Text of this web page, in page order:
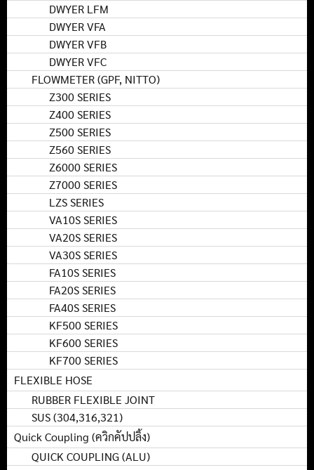
DWYER LFM
DWYER VFA
DWYER VFB
DWYER VFC
FLOWMETER (GPF, NITTO)
Z300 SERIES
Z400 SERIES
Z500 SERIES
Z560 SERIES
Z6000 SERIES
Z7000 SERIES
LZS SERIES
VA10S SERIES
VA20S SERIES
VA30S SERIES
FA10S SERIES
FA20S SERIES
FA40S SERIES
KF500 SERIES
KF600 SERIES
KF700 SERIES
FLEXIBLE HOSE
RUBBER FLEXIBLE JOINT
SUS (304,316,321)
Quick Coupling (ควิกคัปปลิ้ง)
QUICK COUPLING (ALU)